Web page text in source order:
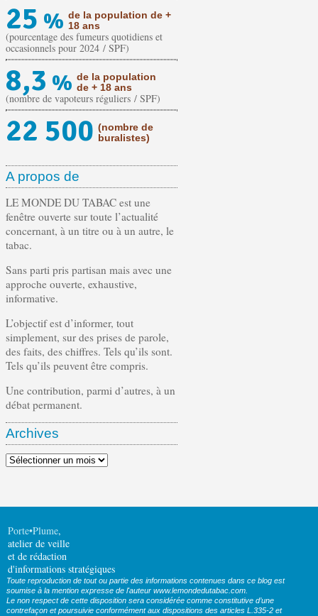
25 % de la population de +
18 ans
(pourcentage des fumeurs quotidiens et
occasionnels pour 2024 / SPF)
8,3 % de la population
de + 18 ans
(nombre de vapoteurs réguliers / SPF)
22 500 (nombre de
buralistes)
A propos de
LE MONDE DU TABAC est une
fenêtre ouverte sur toute l’actualité
concernant, à un titre ou à un autre, le
tabac.
Sans parti pris partisan mais avec une
approche ouverte, exhaustive,
informative.
L’objectif est d’informer, tout
simplement, sur des prises de parole,
des faits, des chiffres. Tels qu’ils sont.
Tels qu’ils peuvent être compris.
Une contribution, parmi d’autres, à un
débat permanent.
Archives
Archives
Porte•Plume,
atelier de veille
et de rédaction
d'informations stratégiques
Toute reproduction de tout ou partie des informations contenues dans ce blog est
soumise à la mention expresse de l'auteur www.lemondedutabac.com.
Le non respect de cette disposition sera considérée comme constitutive d’une
contrefaçon et poursuivie conformément aux dispositions des articles L.335-2 et